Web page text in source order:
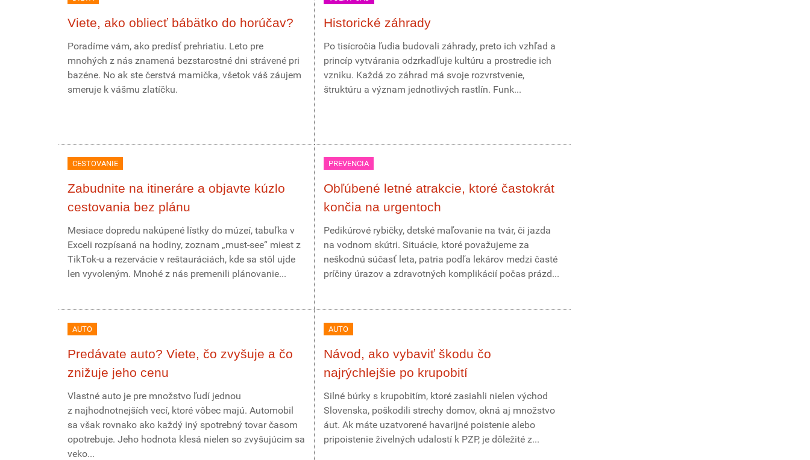
Viete, ako obliecť bábätko do horúčav?
Poradíme vám, ako predísť prehriatiu. Leto pre
mnohých z nás znamená bezstarostné dni strávené pri
bazéne. No ak ste čerstvá mamička, všetok váš záujem
smeruje k vášmu zlatíčku.
Historické záhrady
Po tisícročia ľudia budovali záhrady, preto ich vzhľad a
princíp vytvárania odzrkadľuje kultúru a prostredie ich
vzniku. Každá zo záhrad má svoje rozvrstvenie,
štruktúru a význam jednotlivých rastlín. Funk...
CESTOVANIE
Zabudnite na itineráre a objavte kúzlo
cestovania bez plánu
Mesiace dopredu nakúpené lístky do múzeí, tabuľka v
Exceli rozpísaná na hodiny, zoznam „must-see“ miest z
TikTok-u a rezervácie v reštauráciách, kde sa stôl ujde
len vyvoleným. Mnohé z nás premenili plánovanie...
PREVENCIA
Obľúbené letné atrakcie, ktoré častokrát
končia na urgentoch
Pedikúrové rybičky, detské maľovanie na tvár, či jazda
na vodnom skútri. Situácie, ktoré považujeme za
neškodnú súčasť leta, patria podľa lekárov medzi časté
príčiny úrazov a zdravotných komplikácií počas prázd...
AUTO
Predávate auto? Viete, čo zvyšuje a čo
znižuje jeho cenu
Vlastné auto je pre množstvo ľudí jednou
z najhodnotnejších vecí, ktoré vôbec majú. Automobil
sa však rovnako ako každý iný spotrebný tovar časom
opotrebuje. Jeho hodnota klesá nielen so zvyšujúcim sa
veko...
AUTO
Návod, ako vybaviť škodu čo
najrýchlejšie po krupobití
Silné búrky s krupobitím, ktoré zasiahli nielen východ
Slovenska, poškodili strechy domov, okná aj množstvo
áut. Ak máte uzatvorené havarijné poistenie alebo
pripoistenie živelných udalostí k PZP, je dôležité z...